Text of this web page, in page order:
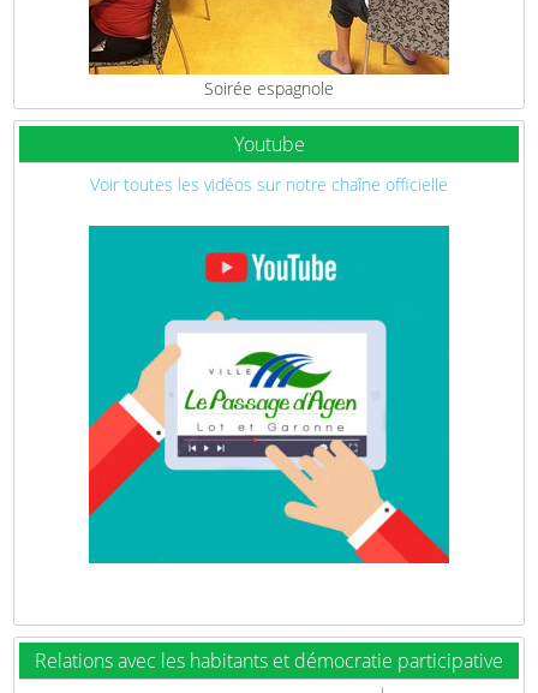
Soirée espagnole
Youtube
Voir toutes les vidéos sur notre chaîne officielle
Relations avec les habitants et démocratie participative